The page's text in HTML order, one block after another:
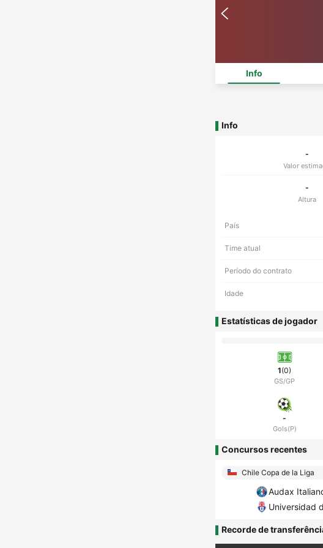
Info
Info
-
Valor
-
Altura
País
Time atual
Período do contrato
Idade
Estatísticas de jogador
1(0)
GS/GP
-
Gols(P)
Concursos recentes
Chile Copa de la Liga
Audax
Universidad
Recorde de